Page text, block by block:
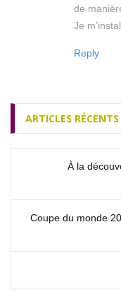
de
Je
Reply
ARTICLES RÉCENTS
À la
Coupe du monde